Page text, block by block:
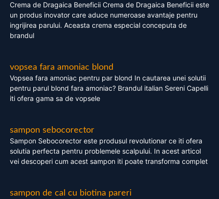
Crema de Dragaica Beneficii Crema de Dragaica Beneficii este
un produs inovator care aduce numeroase avantaje pentru
ingrijirea parului. Aceasta crema especial conceputa de
brandul
vopsea fara amoniac blond
Vopsea fara amoniac pentru par blond In cautarea unei solutii
pentru parul blond fara amoniac? Brandul italian Sereni Capelli
iti ofera gama sa de vopsele
sampon sebocorector
Sampon Sebocorector este produsul revolutionar ce iti ofera
solutia perfecta pentru problemele scalpului. In acest articol
vei descoperi cum acest sampon iti poate transforma complet
sampon de cal cu biotina pareri